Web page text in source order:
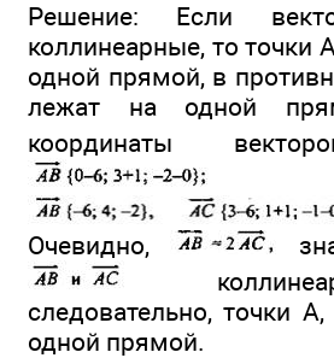
Решение: Если
коллинеарные, то точки
одной прямой, в
лежат на одной
координаты
Очевидно,
следовательно, точки
одной прямой.